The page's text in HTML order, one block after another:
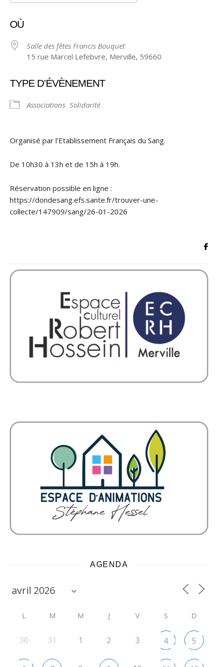
OÙ
Salle des fêtes Francis Bouquet
15 rue Marcel Lefebvre, Merville, 59660
TYPE D’ÉVÈNEMENT
Associations Solidarité
Organisé par l’Etablissement Français du Sang.
De 10h30 à 13h et de 15h à 19h.
Réservation possible en ligne :
https://dondesang.efs.sante.fr/trouver-une-
collecte/147909/sang/26-01-2026
AGENDA
L M M J V S D
30 31 1 2 3 4 5